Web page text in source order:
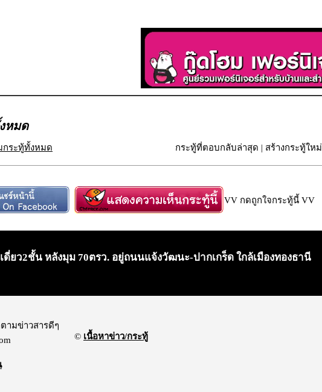
หมด
กระทู้ทั้งหมด กระทู้ที่ตอบกลับล่าสุด | สร้างกระทู้ใหม่
VV กดถูกใจกระทู้นี้ VV
ดี่ยว2ชั้น หลังมุม 70ตรว. อยู่ถนนแจ้งวัฒนะ-ปากเกร็ด ใกล้เมืองทองธานี
ามข่าวสารดีๆ
© เนื้อหาข่าว/กระทู้